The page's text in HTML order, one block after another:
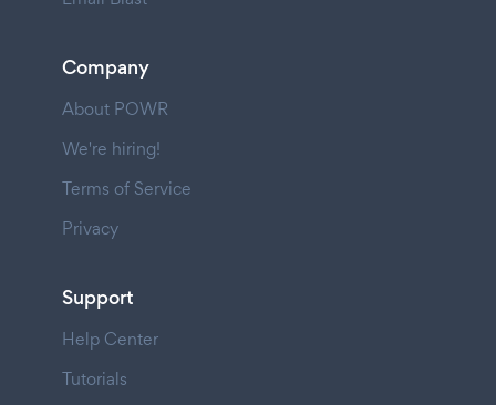
Company
About POWR
We're hiring!
Terms of Service
Privacy
Support
Help Center
Tutorials